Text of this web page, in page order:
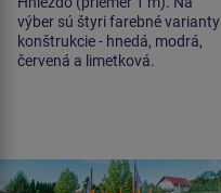
výber sú štyri farebné varianty
konštrukcie - hnedá, modrá,
červená a limetková.